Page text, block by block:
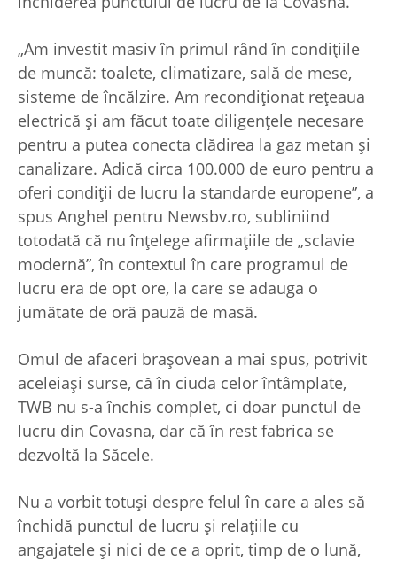
„Am investit masiv în primul rând în condițiile
de muncă: toalete, climatizare, sală de mese,
sisteme de încălzire. Am recondiționat rețeaua
electrică și am făcut toate diligențele necesare
pentru a putea conecta clădirea la gaz metan și
canalizare. Adică circa 100.000 de euro pentru a
oferi condiții de lucru la standarde europene”, a
spus Anghel pentru Newsbv.ro, subliniind
totodată că nu înțelege afirmațiile de „sclavie
modernă”, în contextul în care programul de
lucru era de opt ore, la care se adauga o
jumătate de oră pauză de masă.
Omul de afaceri brașovean a mai spus, potrivit
aceleiași surse, că în ciuda celor întâmplate,
TWB nu s-a închis complet, ci doar punctul de
lucru din Covasna, dar că în rest fabrica se
dezvoltă la Săcele.
Nu a vorbit totuși despre felul în care a ales să
închidă punctul de lucru și relațiile cu
angajatele și nici de ce a oprit, timp de o lună,